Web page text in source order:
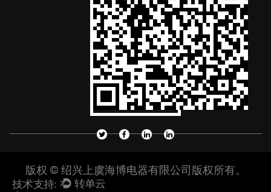
版权 © 绍兴上虞海博电器有限公司版权所有。